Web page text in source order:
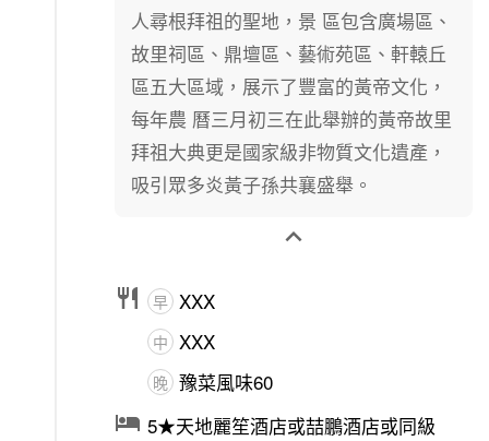
人尋根拜祖的聖地，景 區包含廣場區、
故里祠區、鼎壇區、藝術苑區、軒轅丘
區五大區域，展示了豐富的黃帝文化，
每年農 曆三月初三在此舉辦的黃帝故里
拜祖大典更是國家級非物質文化遺產，
吸引眾多炎黃子孫共襄盛舉。

 早 XXX
中 XXX
晚 豫菜風味60
 5★天地麗笙酒店或喆鵬酒店或同級